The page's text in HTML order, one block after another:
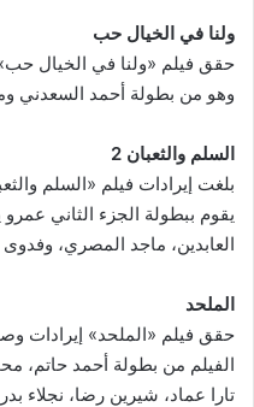
ولنا في الخيال حب
حقق فيلم «ولنا في الخيال حب»
وهو من بطولة أحمد السعدني
السلم والثعبان 2
بلغت إيرادات فيلم «السلم والثعبان
يقوم ببطولة الجزء الثاني
العابدين، ماجد المصري، وفدوى
الملحد
حقق فيلم «الملحد» إيرادات
الفيلم من بطولة أحمد حاتم،
تارا عماد، شيرين رضا،